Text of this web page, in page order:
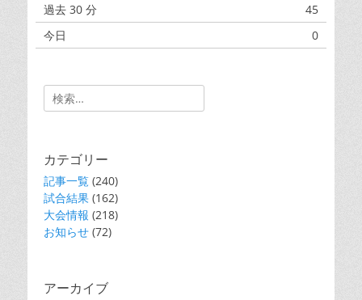
過去 30 分
45
今日
0
Search
for:
カテゴリー
記事一覧 (240)
試合結果 (162)
大会情報 (218)
お知らせ (72)
アーカイブ